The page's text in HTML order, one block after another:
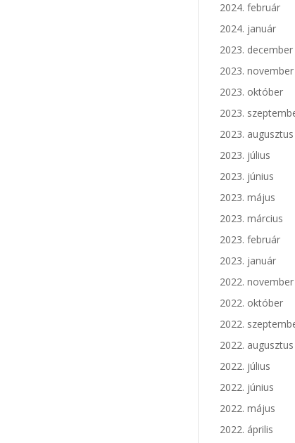
2024. február
2024. január
2023. december
2023. november
2023. október
2023.
2023. augusztus
2023. július
2023. június
2023. május
2023. március
2023. február
2023. január
2022. november
2022. október
2022.
2022. augusztus
2022. július
2022. június
2022. május
2022. április